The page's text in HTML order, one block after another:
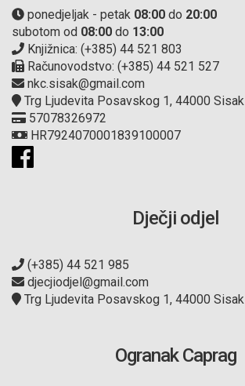
ponedjeljak - petak 08:00 do 20:00
subotom od 08:00 do 13:00
Knjižnica: (+385) 44 521 803
Računovodstvo: (+385) 44 521 527
nkc.sisak@gmail.com
Trg Ljudevita Posavskog 1, 44000 Sisak
57078326972
HR7924070001839100007
Dječji odjel
(+385) 44 521 985
djecjiodjel@gmail.com
Trg Ljudevita Posavskog 1, 44000 Sisak
Ogranak Caprag